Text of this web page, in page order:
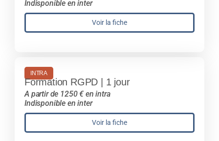
Indisponible en inter
Voir la fiche
INTRA
Formation RGPD | 1 jour
A partir de 1250 € en intra
Indisponible en inter
Voir la fiche